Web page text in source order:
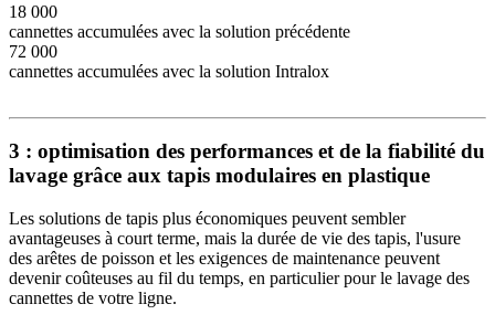
18 000
cannettes accumulées avec la solution précédente
72 000
cannettes accumulées avec la solution Intralox
3 : optimisation des performances et de la fiabilité du
lavage grâce aux tapis modulaires en plastique
Les solutions de tapis plus économiques peuvent sembler
avantageuses à court terme, mais la durée de vie des tapis, l'usure
des arêtes de poisson et les exigences de maintenance peuvent
devenir coûteuses au fil du temps, en particulier pour le lavage des
cannettes de votre ligne.